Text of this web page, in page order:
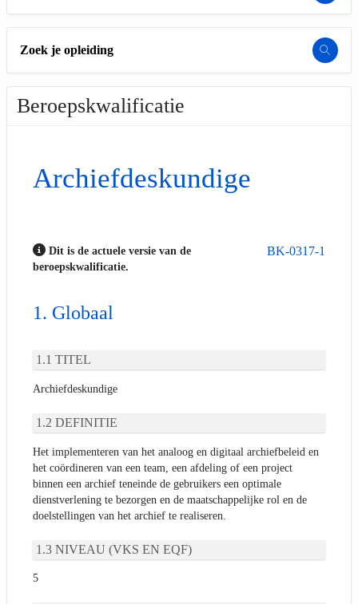
Zoek je opleiding
Beroepskwalificatie
Archiefdeskundige
BK-0317-1
Dit is de actuele versie van de
beroepskwalificatie.
Globaal
TITEL
Archiefdeskundige
DEFINITIE
Het implementeren van het analoog en digitaal archiefbeleid en
het coördineren van een team, een afdeling of een project
binnen een archief teneinde de gebruikers een optimale
dienstverlening te bezorgen en de maatschappelijke rol en de
doelstellingen van het archief te realiseren.
NIVEAU (VKS EN EQF)
5